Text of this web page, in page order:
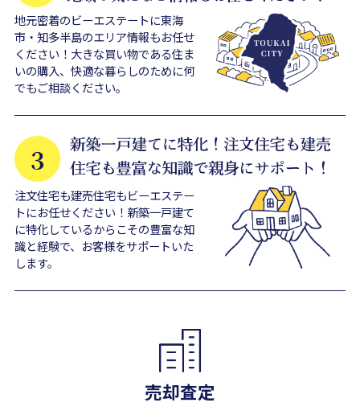
地元密着のビーエステートに東海
市・知多半島のエリア情報もお任せ
ください！大きな買い物である住ま
いの購入、快適な暮らしのために何
でもご相談ください。
注文住宅も建売住宅もビーエステー
トにお任せください！新築一戸建て
に特化しているからこその豊富な知
識と経験で、お客様をサポートいた
します。
売却査定